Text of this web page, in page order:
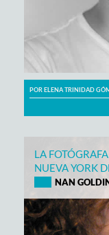
PORELENA TRINIDAD
LA
NUEVA YORK
NAN